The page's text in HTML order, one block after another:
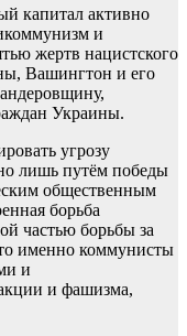
капитал активно
и
жертв нацистского
Вашингтон и его
Украины.
угрозу
лишь путём победы
общественным
борьба
частью борьбы за
именно коммунисты
и
и фашизма,